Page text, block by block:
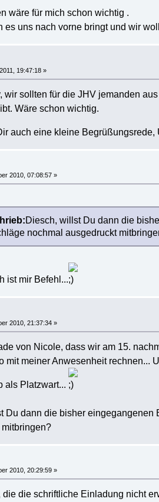
wäre für mich schon wichtig .
es uns nach vorne bringt und wir
19:47:18 »
wir sollten für die JHV jemanden
Wäre schon wichtig.
auch eine kleine
2010, 07:08:57 »
Diesch, willst Du dann die
nochmal ausgedruckt
ist mir Befehl...
2010, 21:37:34 »
von Nicole, dass wir am 15.
mit meiner Anwesenheit rechnen...
als Platzwart...
Du dann die bisher eingegangenen
2010, 20:29:59 »
die die schriftliche Einladung nicht